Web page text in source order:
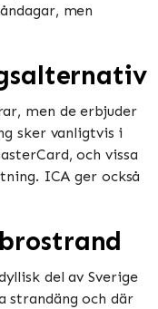
men
men de erbjuder
sker vanligtvis i
och vissa
ICA ger också
del av Sverige
strandäng och där